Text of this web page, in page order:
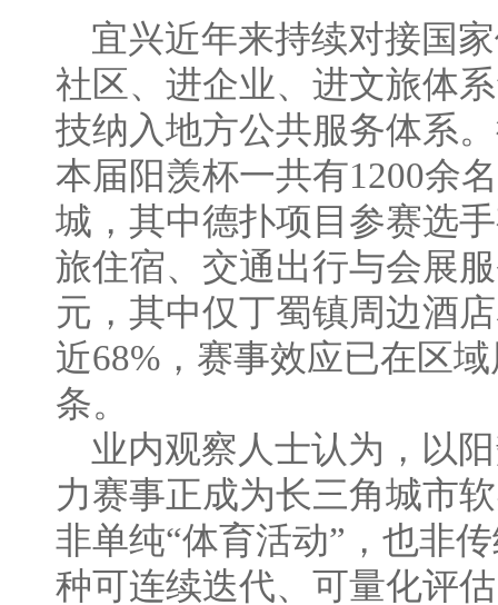
宜兴近年来持续对接国
社区、进企业、进文旅体
技纳入地方公共服务体系
本届阳羡杯一共有1200余
城，其中德扑项目参赛选
旅住宿、交通出行与会展
元，其中仅丁蜀镇周边酒
近68%，赛事效应已在区
条。
业内观察人士认为，以
力赛事正成为长三角城市
非单纯“体育活动”，也非
种可连续迭代、可量化评